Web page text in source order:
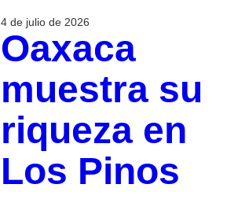
4 de julio de 2026
Oaxaca
muestra su
riqueza en
Los Pinos